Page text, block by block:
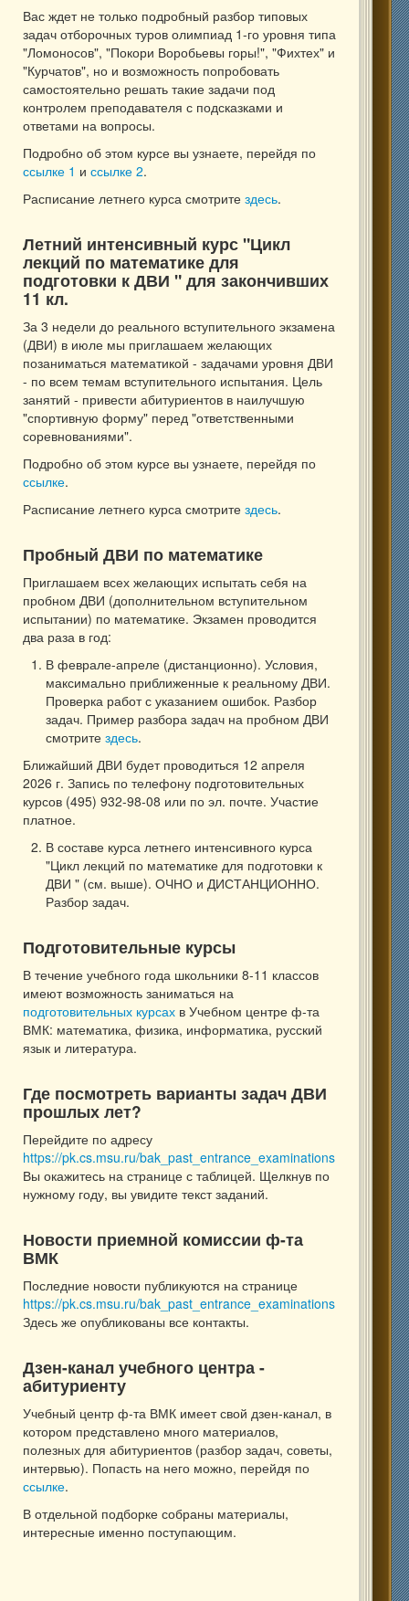
Вас ждет не только подробный разбор типовых
задач отборочных туров олимпиад 1-го уровня типа
"Ломоносов", "Покори Воробьевы горы!", "Фихтех" и
"Курчатов", но и возможность попробовать
самостоятельно решать такие задачи под
контролем преподавателя с подсказками и
ответами на вопросы.
Подробно об этом курсе вы узнаете, перейдя по
ссылке 1 и ссылке 2.
Расписание летнего курса смотрите здесь.
Летний интенсивный курс "Цикл
лекций по математике для
подготовки к ДВИ " для закончивших
11 кл.
За 3 недели до реального вступительного экзамена
(ДВИ) в июле мы приглашаем желающих
позаниматься математикой - задачами уровня ДВИ
- по всем темам вступительного испытания. Цель
занятий - привести абитуриентов в наилучшую
"спортивную форму" перед "ответственными
соревнованиями".
Подробно об этом курсе вы узнаете, перейдя по
ссылке.
Расписание летнего курса смотрите здесь.
Пробный ДВИ по математике
Приглашаем всех желающих испытать себя на
пробном ДВИ (дополнительном вступительном
испытании) по математике. Экзамен проводится
два раза в год:
В феврале-апреле (дистанционно). Условия,
максимально приближенные к реальному ДВИ.
Проверка работ с указанием ошибок. Разбор
задач. Пример разбора задач на пробном ДВИ
смотрите здесь.
Ближайший ДВИ будет проводиться 12 апреля
2026 г. Запись по телефону подготовительных
курсов (495) 932-98-08 или по эл. почте. Участие
платное.
В составе курса летнего интенсивного курса
"Цикл лекций по математике для подготовки к
ДВИ " (см. выше). ОЧНО и ДИСТАНЦИОННО.
Разбор задач.
Подготовительные курсы
В течение учебного года школьники 8-11 классов
имеют возможность заниматься на
подготовительных курсах в Учебном центре ф-та
ВМК: математика, физика, информатика, русский
язык и литература.
Где посмотреть варианты задач ДВИ
прошлых лет?
Перейдите по адресу
https://pk.cs.msu.ru/bak_past_entrance_examinations
Вы окажитесь на странице с таблицей. Щелкнув по
нужному году, вы увидите текст заданий.
Новости приемной комиссии ф-та
ВМК
Последние новости публикуются на странице
https://pk.cs.msu.ru/bak_past_entrance_examinations
Здесь же опубликованы все контакты.
Дзен-канал учебного центра -
абитуриенту
Учебный центр ф-та ВМК имеет свой дзен-канал, в
котором представлено много материалов,
полезных для абитуриентов (разбор задач, советы,
интервью). Попасть на него можно, перейдя по
ссылке.
В отдельной подборке собраны материалы,
интересные именно поступающим.